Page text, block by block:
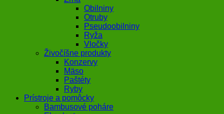
Obilniny
Otruby
Pseudoobilniny
Ryža
Vločky
Živočíšne produkty
Konzervy
Mäso
Paštéty
Ryby
Prístroje a pomôcky
Bambusové poháre